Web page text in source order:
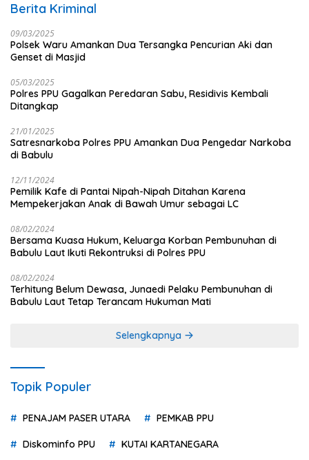
Berita Kriminal
09/03/2025
Polsek Waru Amankan Dua Tersangka Pencurian Aki dan
Genset di Masjid
05/03/2025
Polres PPU Gagalkan Peredaran Sabu, Residivis Kembali
Ditangkap
21/01/2025
Satresnarkoba Polres PPU Amankan Dua Pengedar Narkoba
di Babulu
12/11/2024
Pemilik Kafe di Pantai Nipah-Nipah Ditahan Karena
Mempekerjakan Anak di Bawah Umur sebagai LC
08/02/2024
Bersama Kuasa Hukum, Keluarga Korban Pembunuhan di
Babulu Laut Ikuti Rekontruksi di Polres PPU
08/02/2024
Terhitung Belum Dewasa, Junaedi Pelaku Pembunuhan di
Babulu Laut Tetap Terancam Hukuman Mati
Selengkapnya
Topik Populer
PENAJAM PASER UTARA PEMKAB PPU
Diskominfo PPU KUTAI KARTANEGARA